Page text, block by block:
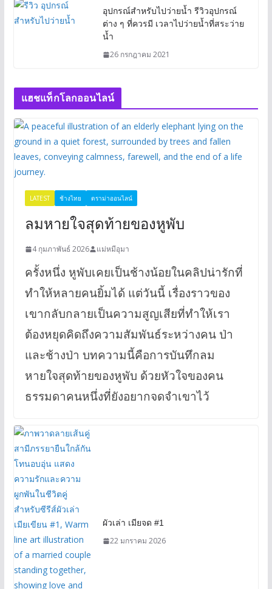
อุปกรณ์สำหรับไปว่ายน้ำ รีวิวอุปกรณ์
ต่าง ๆ ที่ควรมี เวลาไปว่ายน้ำที่สระว่าย
น้ำ
26 กรกฎาคม 2021
แฮชแท็กโลกออนไลน์
LATEST ช้างไทย ดราม่าออนไลน์
ลมหายใจสุดท้ายของหูพับ
4 กุมภาพันธ์ 2026 แม่หมีอุมา
ครั้งหนึ่ง หูพับเคยเป็นช้างน้อยในคลิปน่ารักที่
ทำให้หลายคนยิ้มได้ แต่วันนี้ เรื่องราวของ
เขากลับกลายเป็นความสูญเสียที่ทำให้เรา
ต้องหยุดคิดถึงความสัมพันธ์ระหว่างคน ป่า
และช้างป่า บทความนี้คือการบันทึกลม
หายใจสุดท้ายของหูพับ ด้วยหัวใจของคน
ธรรมดาคนหนึ่งที่ยังอยากจดจำเขาไว้
ผัวเล่า เมียจด #1
22 มกราคม 2026